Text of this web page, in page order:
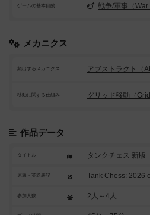
ゲームの基本目的 戦争/軍事（War
メカニクス
頻出するメカニクス アブストラクト（
移動に関する仕組み グリッド移動（
作品データ
タイトル タンクチェス 新版
原題・英題表記 Tank Chess: 2026
参加人数 2人～4人